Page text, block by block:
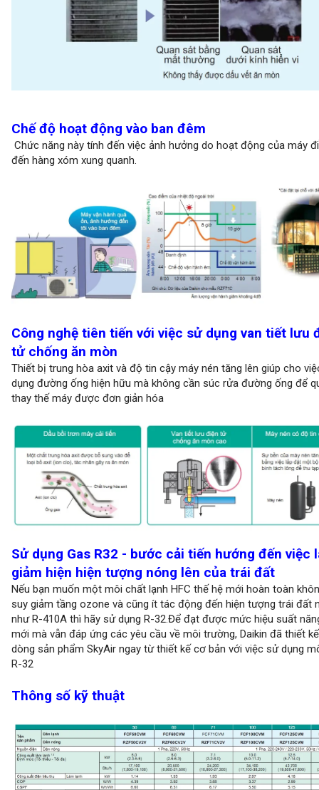
Chế độ hoạt động vào ban đêm
Chức năng này tính đến việc ảnh hưởng do hoạt động của máy
đến hàng xóm xung quanh.
Công nghệ tiên tiến với việc sử dụng van tiết lưu
tử chống ăn mòn
Thiết bị trung hòa axit và độ tin cậy máy nén tăng lên giúp cho
dụng đường ống hiện hữu mà không cần súc rửa đường ống để
thay thế máy được đơn giản hóa
Sử dụng Gas R32 - bước cải tiến hướng đến việc
giảm hiện hiện tượng nóng lên của trái đất
Nếu bạn muốn một môi chất lạnh HFC thế hệ mới hoàn toàn
suy giảm tầng ozone và cũng ít tác động đến hiện tượng trái đất
như R-410A thì hãy sử dụng R-32.Để đạt được mức hiệu suất
mới mà vẫn đáp ứng các yêu cầu về môi trường, Daikin đã thiết
dòng sản phẩm SkyAir ngay từ thiết kế cơ bản với việc sử dụng
R-32
Thông số kỹ thuật